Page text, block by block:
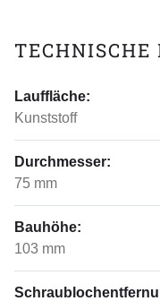
TECHNISCHE
Lauffläche:
Kunststoff
Durchmesser:
75 mm
Bauhöhe:
103 mm